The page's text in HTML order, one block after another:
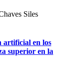
Siles
artificial en los
superior en la